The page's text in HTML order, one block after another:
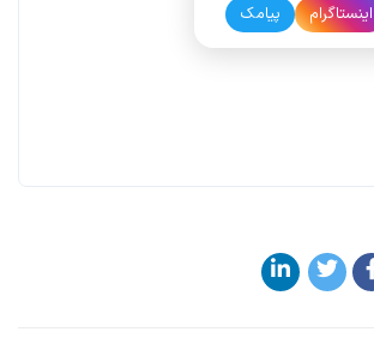
اینستاگرام پیامک